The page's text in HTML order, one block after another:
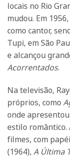
locais no Rio
mudou. Em
como cantor,
Tupi, em São
e alcançou
Acorrentados.
Na televisão,
próprios, como
onde
estilo romântico.
filmes, com
(1964), A Última